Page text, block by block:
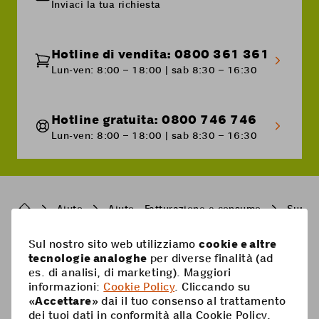
avviene dopo il 25, i superpunti verranno
all'importo della fattura da pagare, l'importo
rimanente verrà detratto dalla fattura del mese
Inviaci la tua richiesta
Hotline di vendita: 0800 361 361
Lun-ven: 8:00 – 18:00 | sab 8:30 – 16:30
Hotline gratuita: 0800 746 746
Lun-ven: 8:00 – 18:00 | sab 8:30 – 16:30
Breadcrumb
Aiuto Aiuto - Fatturazione e consumo
Pied
de
page
Mobile
Abbonamenti mobili
Aiuto
Sul nostro sito web utilizziamocookie e altre
tecnologie analoghe per diverse finalità (ad
es. di analisi, di marketing). Maggiori
informazioni:Cookie Policy. Cliccando su
«Accettare» dai il tuo consenso al trattamento
dei tuoi dati in conformità alla Cookie Policy.